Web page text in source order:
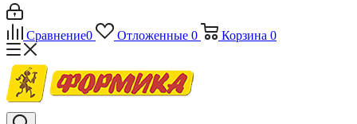
Сравнение0 Отложенные 0 Корзина 0